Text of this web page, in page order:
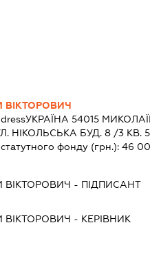
ВІКТОРОВИЧ
УКРАЇНА 54015
НІКОЛЬСЬКА БУД. 8 /3 КВ.
фонду (грн.):46
ВІКТОРОВИЧ - ПІДПИСАНТ
ВІКТОРОВИЧ - КЕРІВНИК